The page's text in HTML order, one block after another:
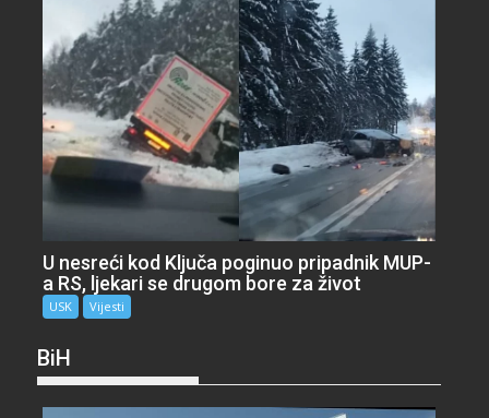
U nesreći kod Ključa poginuo pripadnik MUP-
a RS, ljekari se drugom bore za život
USK Vijesti
BiH